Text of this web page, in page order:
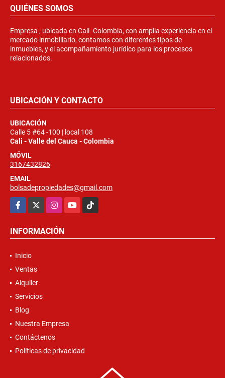
QUIÉNES SOMOS
Empresa , ubicada en Cali- Colombia, con amplia experiencia en el
mercado inmobiliario, contamos con diferentes tipos de
inmuebles, y el acompañamiento jurídico para los procesos
relacionados.
UBICACIÓN Y CONTACTO
UBICACIÓN
Calle 5 #64 -100 | local 108
Cali - Valle del Cauca - Colombia
MÓVIL
3167432826
EMAIL
bolsadepropiedades@gmail.com
Facebook
InstagramYouTubeTikTok
INFORMACIÓN
Inicio
Ventas
Alquiler
Servicios
Blog
Nuestra Empresa
Contáctenos
Políticas de privacidad